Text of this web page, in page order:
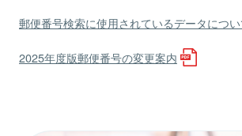
郵便番号検索に使用されているデータについ
2025年度版郵便番号の変更案内